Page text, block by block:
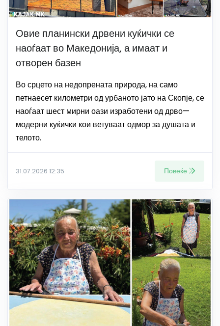
Овие планински дрвени куќички се
наоѓаат во Македонија, а имаат и
отворен базен
Во срцето на недопрената природа, на само
петнаесет километри од урбаното јато на Скопје, се
наоѓаат шест мирни оази изработени од дрво—
модерни куќички кои ветуваат одмор за душата и
телото.
31.07.2026 12:35 Повеќе